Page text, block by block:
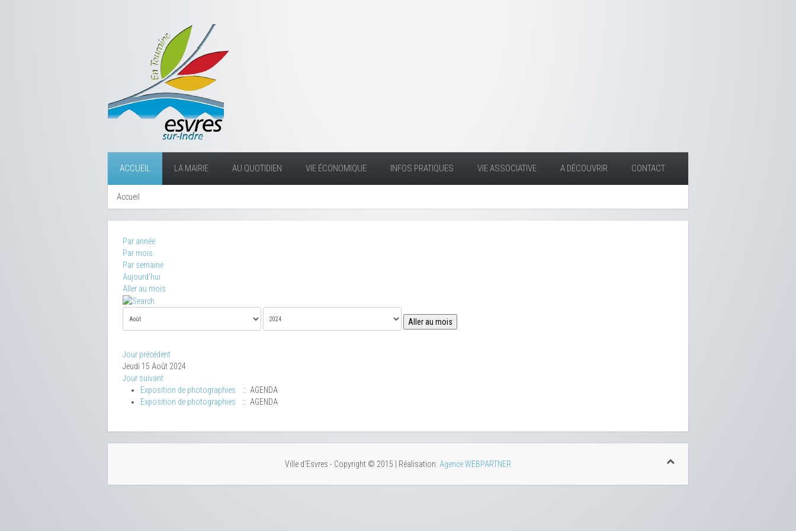
ACCUEIL LA MAIRIE AU QUOTIDIEN VIE ÉCONOMIQUE INFOS PRATIQUES VIE ASSOCIATIVE A DÉCOUVRIR CONTACT
Accueil
Par année
Par mois
Par semaine
Aujourd'hui
Aller au mois
Aller au mois
Jour précédent
Jeudi 15 Août 2024
Jour suivant
Exposition de photographies
:: AGENDA
Exposition de photographies
:: AGENDA
Ville d'Esvres - Copyright © 2015 | Réalisation: Agence WEBPARTNER